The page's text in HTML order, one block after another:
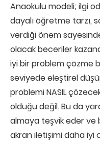
Anaokulu modeli; ilgi
dayalı öğretme tarzı,
verdiği önem
olacak beceriler
iyi bir problem çözme
seviyede eleştirel
problemi NASIL
olduğu değil. Bu da
almaya teşvik eder
akran iletişimi daha iyi